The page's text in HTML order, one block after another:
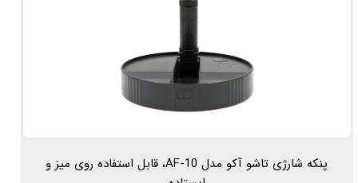
پنکه شارژی تاشو آکو مدل AF-10، قابل استفاده روی میز و